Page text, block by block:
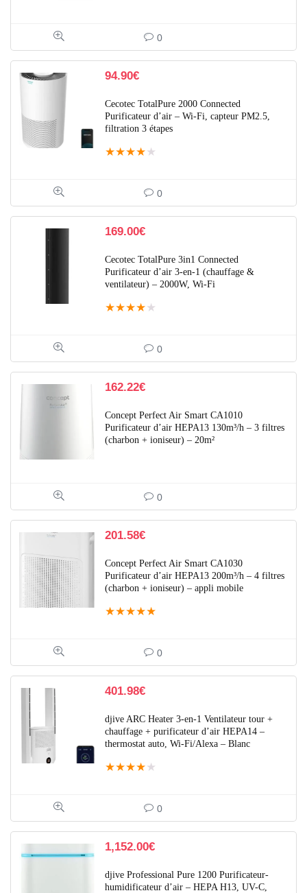
0
94.90€
Cecotec TotalPure 2000 Connected
Purificateur d’air – Wi-Fi, capteur PM2.5,
filtration 3 étapes
★★★★ ★
0
169.00€
Cecotec TotalPure 3in1 Connected
Purificateur d’air 3-en-1 (chauffage &
ventilateur) – 2000W, Wi-Fi
★★★★ ★
0
162.22€
Concept Perfect Air Smart CA1010
Purificateur d’air HEPA13 130m³/h – 3 filtres
(charbon + ioniseur) – 20m²
0
201.58€
Concept Perfect Air Smart CA1030
Purificateur d’air HEPA13 200m³/h – 4 filtres
(charbon + ioniseur) – appli mobile
★★★★★
0
401.98€
djive ARC Heater 3-en-1 Ventilateur tour +
chauffage + purificateur d’air HEPA14 –
thermostat auto, Wi-Fi/Alexa – Blanc
★★★★ ★
0
1,152.00€
djive Professional Pure 1200 Purificateur-
humidificateur d’air – HEPA H13, UV-C,